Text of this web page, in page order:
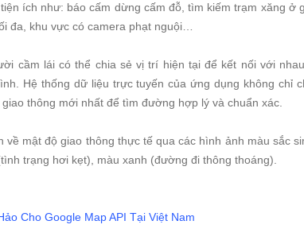
ích như: báo cấm dừng cấm đỗ, tìm kiếm trạm xăng ở
đa, khu vực có camera phạt nguội…
cầm lái có thể chia sẻ vị trí hiện tại để kết nối với
Hệ thống dữ liệu trực tuyến của ứng dụng không chỉ
thông mới nhất để tìm đường hợp lý và chuẩn xác.
về mật độ giao thông thực tế qua các hình ảnh màu sắc
trạng hơi kẹt), màu xanh (đường đi thông thoáng).
Cho Google Map API Tại Việt Nam